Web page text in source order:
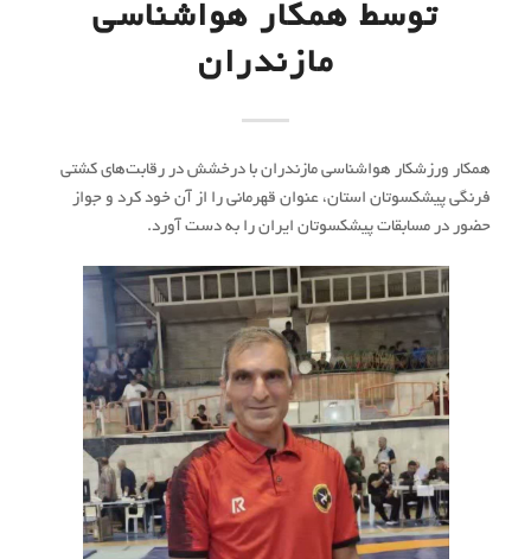
توسط همکار هواشناسی
مازندران
همکار ورزشکار هواشناسی مازندران با درخشش در رقابت‌های کشتی
فرنگی پیشکسوتان استان، عنوان قهرمانی را از آن خود کرد و جواز
حضور در مسابقات پیشکسوتان ایران را به دست آورد.